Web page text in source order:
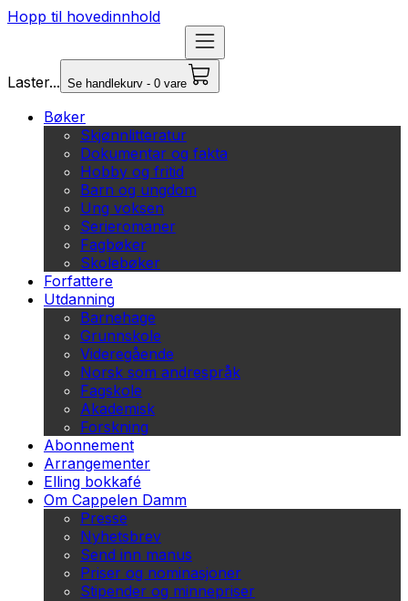
Hopp til hovedinnhold
Laster... Se handlekurv - 0 vare
Bøker
Skjønnlitteratur
Dokumentar og fakta
Hobby og fritid
Barn og ungdom
Ung voksen
Serieromaner
Fagbøker
Skolebøker
Forfattere
Utdanning
Barnehage
Grunnskole
Videregående
Norsk som andrespråk
Fagskole
Akademisk
Forskning
Abonnement
Arrangementer
Elling bokkafé
Om Cappelen Damm
Presse
Nyhetsbrev
Send inn manus
Priser og nominasjoner
Stipender og minnepriser